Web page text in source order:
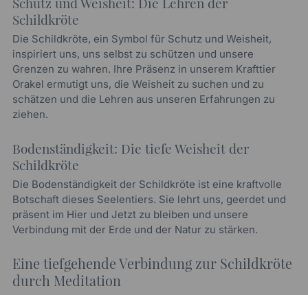
Schildkröte
Die Schildkröte, ein Symbol für Schutz und Weisheit,
inspiriert uns, uns selbst zu schützen und unsere
Grenzen zu wahren. Ihre Präsenz in unserem Krafttier
Orakel ermutigt uns, die Weisheit zu suchen und zu
schätzen und die Lehren aus unseren Erfahrungen zu
ziehen.
Bodenständigkeit: Die tiefe Weisheit der
Schildkröte
Die Bodenständigkeit der Schildkröte ist eine kraftvolle
Botschaft dieses Seelentiers. Sie lehrt uns, geerdet und
präsent im Hier und Jetzt zu bleiben und unsere
Verbindung mit der Erde und der Natur zu stärken.
Eine tiefgehende Verbindung zur Schildkröte
durch Meditation